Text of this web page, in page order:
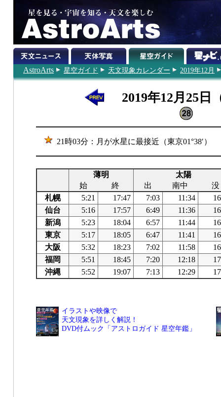
AstroArts 星空ガイド 天文現象カレンダー 2019年12月
2019年12月25日
21時03分：月が水星に最接近（東京01°38′）
薄明
太陽
始
終 出 南中
没
札幌
5:21 17:47 7:03 11:34
仙台
5:16 17:57 6:49 11:36
新潟
5:23 18:04 6:57 11:44
東京
5:17 18:05 6:47 11:41
大阪
5:32 18:23 7:02 11:58
福岡
5:51 18:45 7:20 12:18
沖縄
5:52 19:07 7:13 12:29
イラストや映像で
天文現象を詳しく解説！
DVD付ムック「アストロガイド 星空年鑑」